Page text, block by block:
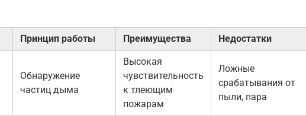
Принцип работы Преимущества Недостатки
Обнаружение
частиц дыма
Высокая
чувствительность
к тлеющим
пожарам
Ложные
срабатывания от
пыли, пара